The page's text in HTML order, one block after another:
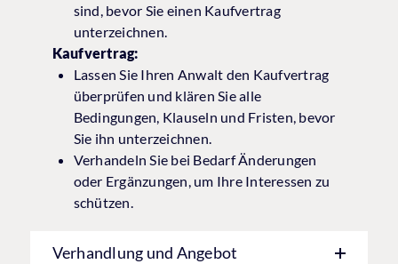
sind, bevor Sie einen Kaufvertrag
unterzeichnen.
Kaufvertrag:
Lassen Sie Ihren Anwalt den Kaufvertrag
überprüfen und klären Sie alle
Bedingungen, Klauseln und Fristen, bevor
Sie ihn unterzeichnen.
Verhandeln Sie bei Bedarf Änderungen
oder Ergänzungen, um Ihre Interessen zu
schützen.
Verhandlung und Angebot